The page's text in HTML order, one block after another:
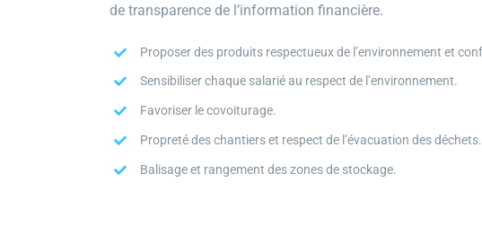
de transparence de l’information financière.
Proposer des produits respectueux de l’environnement et
Sensibiliser chaque salarié au respect de l’environnement.
Favoriser le covoiturage.
Propreté des chantiers et respect de l’évacuation des déchets.
Balisage et rangement des zones de stockage.